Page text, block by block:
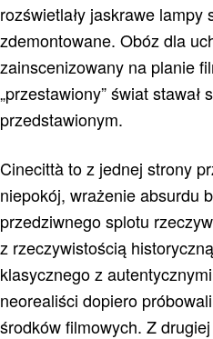
rozświetlały jaskrawe lampy
zdemontowane. Obóz dla
zainscenizowany na planie
„przestawiony” świat stawał
przedstawionym.
Cinecittà to z jednej strony
niepokój, wrażenie absurdu
przedziwnego splotu
z rzeczywistością
klasycznego z
neorealiści dopiero
środków filmowych. Z